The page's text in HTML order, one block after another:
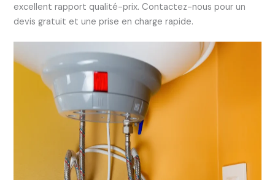
excellent rapport qualité-prix. Contactez-nous pour un
devis gratuit et une prise en charge rapide.